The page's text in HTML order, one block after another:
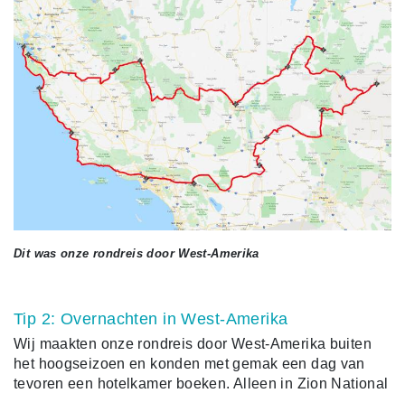
Dit was onze rondreis door West-Amerika
Tip 2: Overnachten in West-Amerika
Wij maakten onze rondreis door West-Amerika buiten
het hoogseizoen en konden met gemak een dag van
tevoren een hotelkamer boeken. Alleen in Zion National